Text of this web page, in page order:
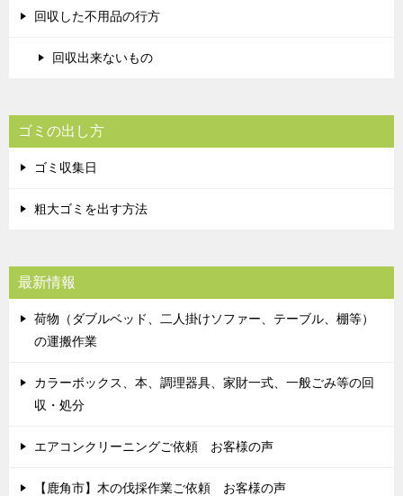
回収した不用品の行方
回収出来ないもの
ゴミの出し方
ゴミ収集日
粗大ゴミを出す方法
最新情報
荷物（ダブルベッド、二人掛けソファー、テーブル、棚等）
の運搬作業
カラーボックス、本、調理器具、家財一式、一般ごみ等の回
収・処分
エアコンクリーニングご依頼 お客様の声
【鹿角市】木の伐採作業ご依頼 お客様の声